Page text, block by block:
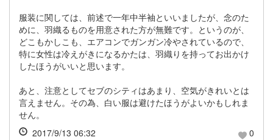
服装に関しては、前述で一年中半袖といいましたが、念のた
めに、羽織るものを用意された方が無難です。というのが、
どこもかしこも、エアコンでガンガン冷やされているので、
特に女性は冷えがきになるかたは、羽織りを持ってお出かけ
したほうがいいと思います。
あと、注意としてセブのシティはあまり、空気がきれいとは
言えません。その為、白い服は避けたほうがよいかもしれま
せん。
2017/9/13 06:32
0